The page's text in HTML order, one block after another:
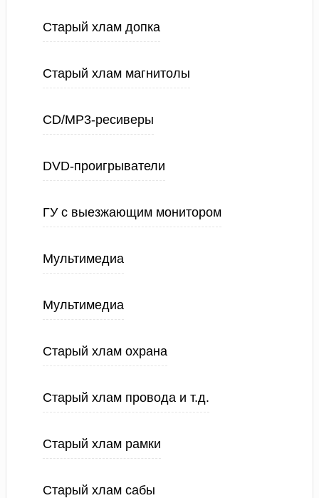
Старый хлам допка
Старый хлам магнитолы
CD/MP3-ресиверы
DVD-проигрыватели
ГУ с выезжающим монитором
Мультимедиа
Мультимедиа
Старый хлам охрана
Старый хлам провода и т.д.
Старый хлам рамки
Старый хлам сабы